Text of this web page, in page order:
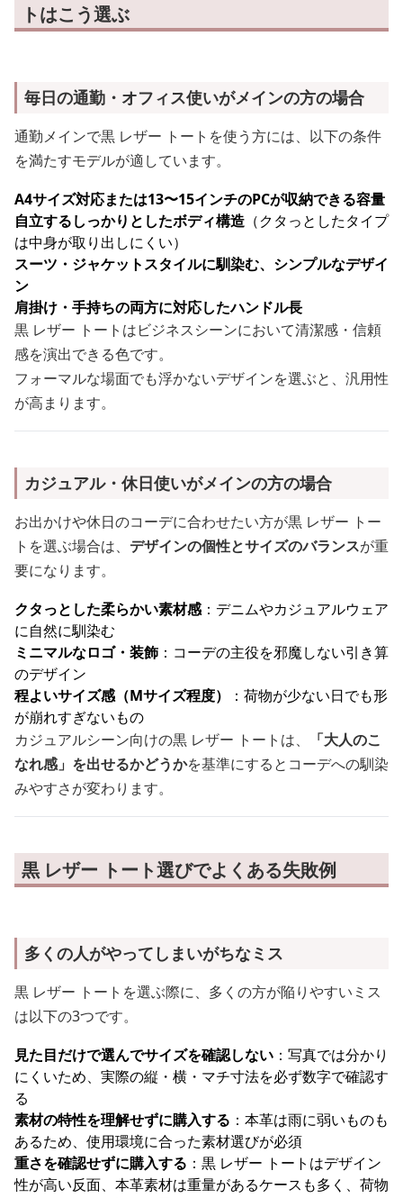
トはこう選ぶ
毎日の通勤・オフィス使いがメインの方の場合
通勤メインで黒 レザー トートを使う方には、以下の条件
を満たすモデルが適しています。
A4サイズ対応または13〜15インチのPCが収納できる容量
自立するしっかりとしたボディ構造 （クタっとしたタイプ
は中身が取り出しにくい）
スーツ・ジャケットスタイルに馴染む、シンプルなデザイ
ン
肩掛け・手持ちの両方に対応したハンドル長
黒 レザー トートはビジネスシーンにおいて清潔感・信頼
感を演出できる色です。
フォーマルな場面でも浮かないデザインを選ぶと、汎用性
が高まります。
カジュアル・休日使いがメインの方の場合
お出かけや休日のコーデに合わせたい方が黒 レザー トー
トを選ぶ場合は、 デザインの個性とサイズのバランスが重
要になります。
クタっとした柔らかい素材感：デニムやカジュアルウェア
に自然に馴染む
ミニマルなロゴ・装飾 ：コーデの主役を邪魔しない引き算
のデザイン
程よいサイズ感（Mサイズ程度）
：荷物が少ない日でも形
が崩れすぎないもの
カジュアルシーン向けの黒 レザー トートは、
「大人のこ
なれ感」を出せるかどうかを基準にするとコーデへの馴染
みやすさが変わります。
黒 レザー トート選びでよくある失敗例
多くの人がやってしまいがちなミス
黒 レザー トートを選ぶ際に、多くの方が陥りやすいミス
は以下の3つです。
見た目だけで選んでサイズを確認しない ：写真では分かり
にくいため、実際の縦・横・マチ寸法を必ず数字で確認す
る
素材の特性を理解せずに購入する ：本革は雨に弱いものも
あるため、使用環境に合った素材選びが必須
重さを確認せずに購入する ：黒 レザー トートはデザイン
性が高い反面、本革素材は重量があるケースも多く、荷物